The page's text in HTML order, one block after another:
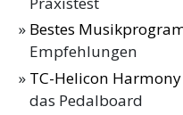
Bestes
Empfehlungen
TC-Helicon
das Pedalboard